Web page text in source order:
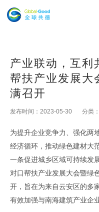
产业联动，互利
帮扶产业发展大
满召开
发布时间：2023-05-30 分类：
为提升企业竞争力 、 强化两
经济循环 ， 推动绿色建材大
一条促进城乡区域可持续发
对口帮扶产业发展大会暨绿
开 ， 旨在为来自云安区的多
有效加强与南海建筑产业企